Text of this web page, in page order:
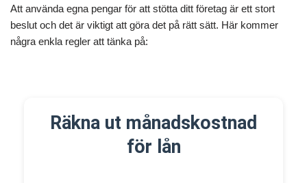
Att använda egna pengar för att stötta ditt företag är ett stort
beslut och det är viktigt att göra det på rätt sätt. Här kommer
några enkla regler att tänka på:
Räkna ut månadskostnad
för lån